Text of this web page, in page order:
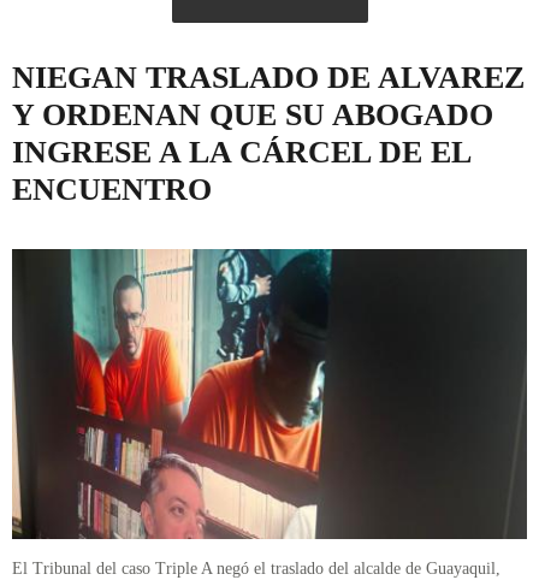
NIEGAN TRASLADO DE ALVAREZ
Y ORDENAN QUE SU ABOGADO
INGRESE A LA CÁRCEL DE EL
ENCUENTRO
El Tribunal del caso Triple A negó el traslado del alcalde de Guayaquil,